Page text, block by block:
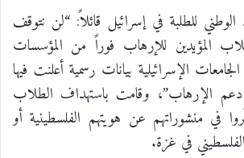
للطلبة في إسرائيل قائلاً: “لن نتوقف
المؤيدين للإرهاب فوراً من المؤسسات
الإسرائيلية بيانات رسمية أعلنت فيها
دعم الإرهاب”، وقامت باستهداف الطلاب
في منشوراتهم عن هويتهم الفلسطينية أو
في غزة.